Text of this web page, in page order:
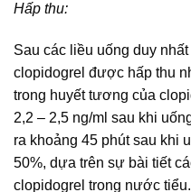
Hấp thu:
Sau các liều uống duy
clopidogrel được hấp thu
trong huyết tương của
2,2 – 2,5 ng/ml sau khi
ra khoảng 45 phút sau khi
50%, dựa trên sự bài tiết
clopidogrel trong nước tiểu.